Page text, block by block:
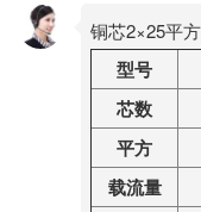
铜芯2×25平
型号
芯数
平方
载流量